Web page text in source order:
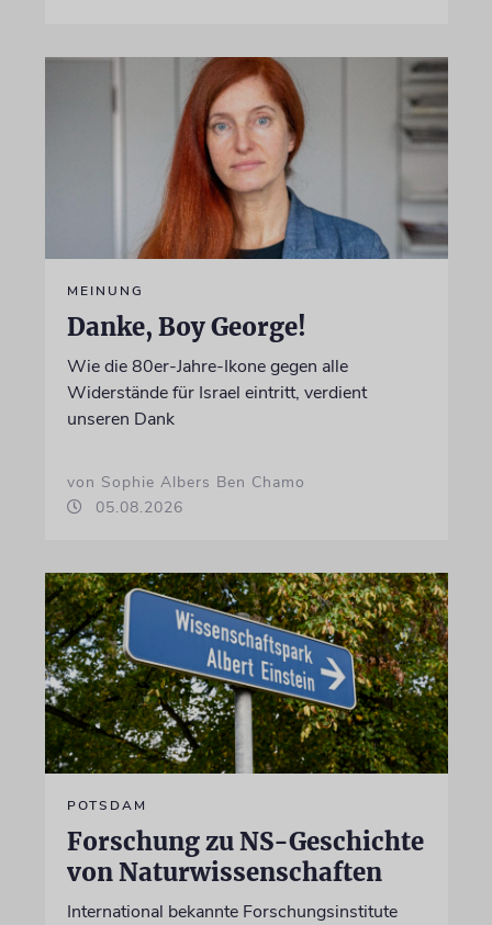
MEINUNG
Danke, Boy George!
Wie die 80er-Jahre-Ikone gegen alle
Widerstände für Israel eintritt, verdient
unseren Dank
von Sophie Albers Ben Chamo
05.08.2026
POTSDAM
Forschung zu NS-Geschichte
von Naturwissenschaften
International bekannte Forschungsinstitute